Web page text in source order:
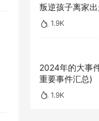
叛逆孩子离家
1.9K
2024年的大事
重要事件汇总)
1.9K